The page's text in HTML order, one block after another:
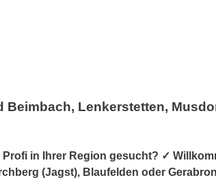
Lenkerstetten,
in Ihrer Region gesucht? ✓
(Jagst), Blaufelden oder